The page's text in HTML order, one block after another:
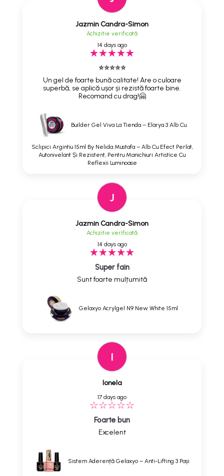
Jazmin Candra-Simon
Achizitie verificată
14 days ago
⭐⭐⭐⭐⭐
Un gel de foarte bună calitate! Are o culoare
superbă, se aplică ușor și rezistă foarte bine.
Recomand cu drag!🤗
Builder Gel Viva La Tienda – Elarya 3 Alb Cu
Sclipici Argintiu 15ml By Nelida Mustafa – Alb Cu Efect Perlat,
Autonivelant Și Rezistent, Pentru Manichiuri Artistice Cu
Reflexii Luminoase
J
Jazmin Candra-Simon
Achizitie verificată
14 days ago
Super fain
Sunt foarte mulțumită
Gelaxyo Acrylgel N9 New White 15ml
I
Ionela
17 days ago
Foarte bun
Excelent
Sistem Aderență Gelaxyo – Anti-Lifting 3 Pași